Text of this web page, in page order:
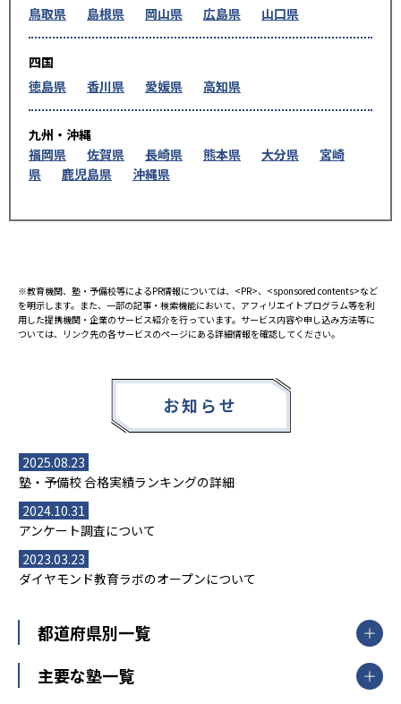
鳥取県
島根県 岡山県 広島県 山口県
四国
徳島県
香川県 愛媛県 高知県
九州・沖縄
福岡県
佐賀県 長崎県 熊本県 大分県
宮崎
県
鹿児島県 沖縄県
※教育機関、塾・予備校等によるPR情報については、<PR>、<sponsored contents>など
を明示します。また、一部の記事・検索機能において、アフィリエイトプログラム等を利
用した提携機関・企業のサービス紹介を行っています。サービス内容や申し込み方法等に
ついては、リンク先の各サービスのページにある詳細情報を確認してください。
お知らせ
2025.08.23
塾・予備校 合格実績ランキングの詳細
2024.10.31
アンケート調査について
2023.03.23
ダイヤモンド教育ラボのオープンについて
都道府県別一覧
北海道・東北
主要な塾一覧